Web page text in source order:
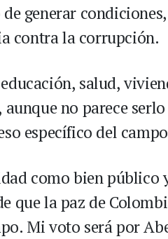
generar
contra la corrupción.
salud,
no parece
específico del
como bien público
que la paz de
Mi voto será por